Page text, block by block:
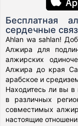
Бесплатная
сердечные
Ahlan wa sahlan!
Алжира для
алжирских
Алжира до края
арабское и
Находитесь ли вы
в различных
совместимых
настоящие